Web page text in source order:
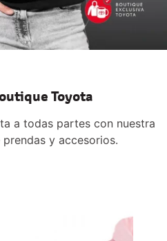
Toyota
a todas partes con nuestra
y accesorios.